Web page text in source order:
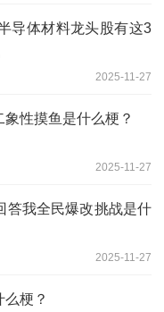
导体材料龙头股有这3
2025-11-27
性摸鱼是什么梗？
2025-11-27
答我全民爆改挑战是什
2025-11-27
梗？